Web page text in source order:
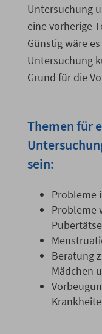
Untersuchung
eine vorherige
Günstig wäre
Untersuchung
Grund für die
Themen für
sein:
Probleme
Probleme
Beratung
Mädchen